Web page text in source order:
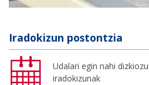
Iradokizun postontzia
Udalari egin nahi
iradokizunak